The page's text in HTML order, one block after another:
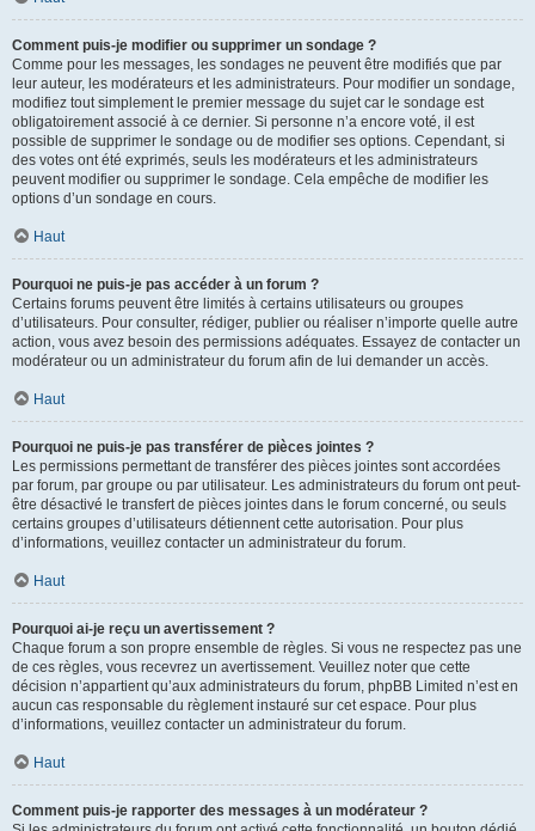
Comment puis-je modifier ou supprimer un sondage ?
Comme pour les messages, les sondages ne peuvent être modifiés que par
leur auteur, les modérateurs et les administrateurs. Pour modifier un sondage,
modifiez tout simplement le premier message du sujet car le sondage est
obligatoirement associé à ce dernier. Si personne n’a encore voté, il est
possible de supprimer le sondage ou de modifier ses options. Cependant, si
des votes ont été exprimés, seuls les modérateurs et les administrateurs
peuvent modifier ou supprimer le sondage. Cela empêche de modifier les
options d’un sondage en cours.
Haut
Pourquoi ne puis-je pas accéder à un forum ?
Certains forums peuvent être limités à certains utilisateurs ou groupes
d’utilisateurs. Pour consulter, rédiger, publier ou réaliser n’importe quelle autre
action, vous avez besoin des permissions adéquates. Essayez de contacter un
modérateur ou un administrateur du forum afin de lui demander un accès.
Haut
Pourquoi ne puis-je pas transférer de pièces jointes ?
Les permissions permettant de transférer des pièces jointes sont accordées
par forum, par groupe ou par utilisateur. Les administrateurs du forum ont peut-
être désactivé le transfert de pièces jointes dans le forum concerné, ou seuls
certains groupes d’utilisateurs détiennent cette autorisation. Pour plus
d’informations, veuillez contacter un administrateur du forum.
Haut
Pourquoi ai-je reçu un avertissement ?
Chaque forum a son propre ensemble de règles. Si vous ne respectez pas une
de ces règles, vous recevrez un avertissement. Veuillez noter que cette
décision n’appartient qu’aux administrateurs du forum, phpBB Limited n’est en
aucun cas responsable du règlement instauré sur cet espace. Pour plus
d’informations, veuillez contacter un administrateur du forum.
Haut
Comment puis-je rapporter des messages à un modérateur ?